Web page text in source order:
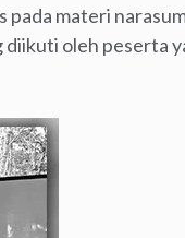
materi
oleh peserta